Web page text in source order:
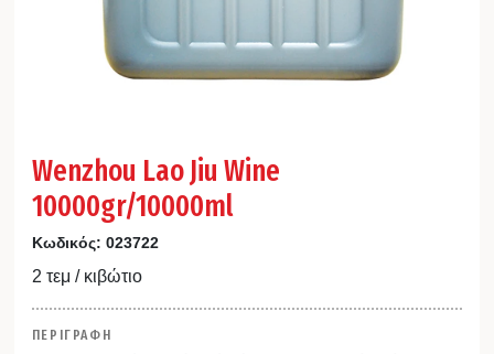
Wenzhou Lao Jiu Wine
10000gr/10000ml
Κωδικός: 023722
2 τεμ / κιβώτιο
ΠΕΡΙΓΡΑΦΗ